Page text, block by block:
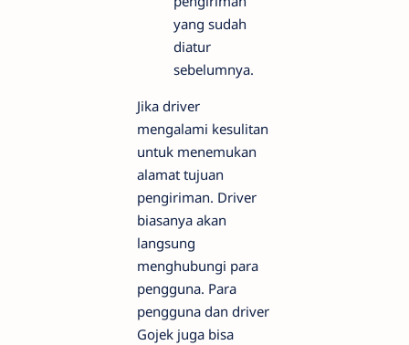
yang sudah
diatur
sebelumnya.
Jika driver
mengalami kesulitan
untuk menemukan
alamat tujuan
pengiriman. Driver
biasanya akan
langsung
menghubungi para
pengguna. Para
pengguna dan driver
Gojek juga bisa